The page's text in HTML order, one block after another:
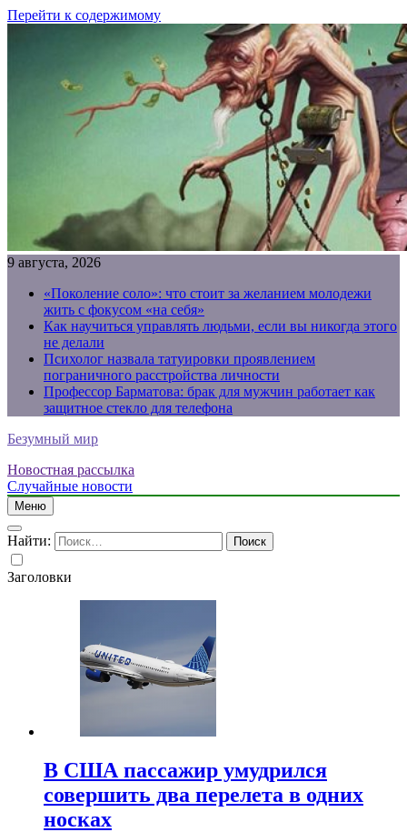
Перейти к содержимому
9 августа, 2026
«Поколение соло»: что стоит за желанием молодежи
жить с фокусом «на себя»
Как научиться управлять людьми, если вы никогда этого
не делали
Психолог назвала татуировки проявлением
пограничного расстройства личности
Профессор Барматова: брак для мужчин работает как
защитное стекло для телефона
Безумный мир
Новостная рассылка
Случайные новости
Меню
Найти:
Заголовки
В США пассажир умудрился
совершить два перелета в одних
носках